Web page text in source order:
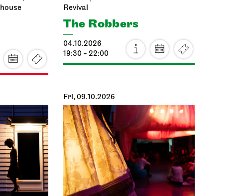
Revival
The Robbers
04.10.2026
19:30 - 22:00
Fri, 09.10.2026